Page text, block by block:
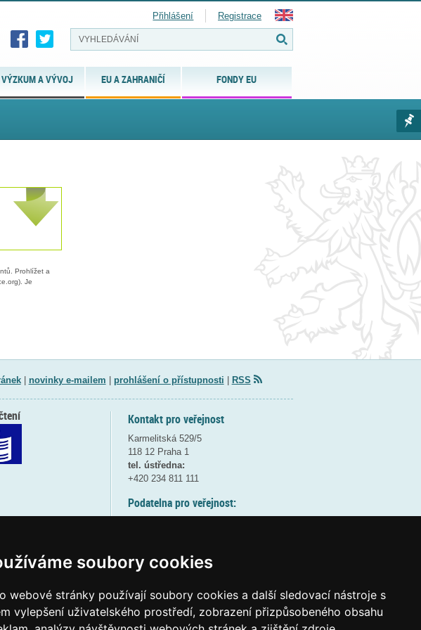
soubory cookies
webové stránky používají soubory cookies a další sledovací nástroje s
vylepšení uživatelského prostředí, zobrazení přizpůsobeného obsahu
VÝZKUM A VÝVOJ EU A ZAHRANIČÍ FONDY EU
Přihlášení Registrace
Prohlížet a
Je
| novinky e-mailem prohlášení o přístupnosti RSS
Kontakt pro veřejnost
Karmelitská 529/5
118 12 Praha 1
tel. ústředna:
+420 234 811 111
Podatelna pro veřejnost:
(více informací
Elektronická podatelna: